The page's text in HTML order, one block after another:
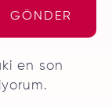
GÖNDER
en son